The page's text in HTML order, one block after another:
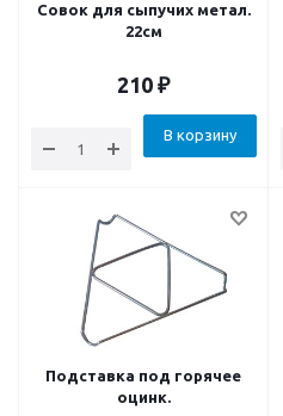
Совок для сыпучих метал.
22см
210 ₽
В корзину
Подставка под горячее
оцинк.